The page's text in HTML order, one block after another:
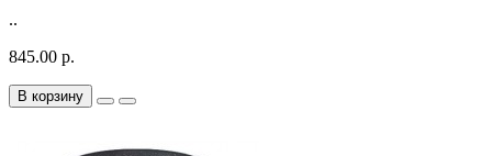
..
845.00 р.
В корзину